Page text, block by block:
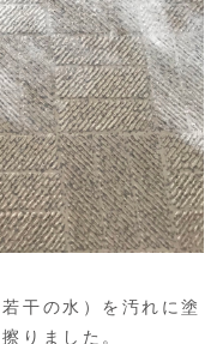
干の水）を汚れに塗
りました。